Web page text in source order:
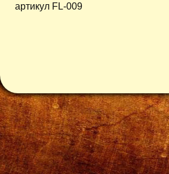
артикул FL-009